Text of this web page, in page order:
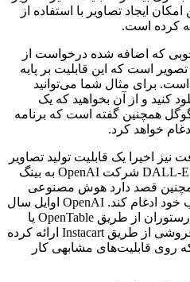
ایجاد تصاویر با استفاده از
کرده است.
که اضافه شده درخواست از
است که این قابلیت بر پایه
برای مثال شما می‌توانید
کنید و از آن بخواهید که یک
همچنین گفته است که برنامه
اخیرا یک قابلیت تولید تصاویر
هوش مصنوعی برا پایه سیستم DALL-E شرکت OpenAI به بینگ
قصد دارد هوش مصنوعی
بینگ را با بیشتر سرویس‌های وب خود ادغام کند. OpenAI اوایل سال
جدید میلادی قابلیتی برای رزرو رستوران از طریق OpenTable یا
درخواست سفارش از خواربار فروشی از طریق Instacart ارائه کرده
روی قابلیت‌های مشابهی کار